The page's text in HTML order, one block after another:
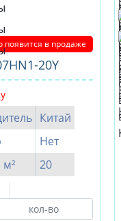
появится в продаже
20Y
Китай
Нет
20